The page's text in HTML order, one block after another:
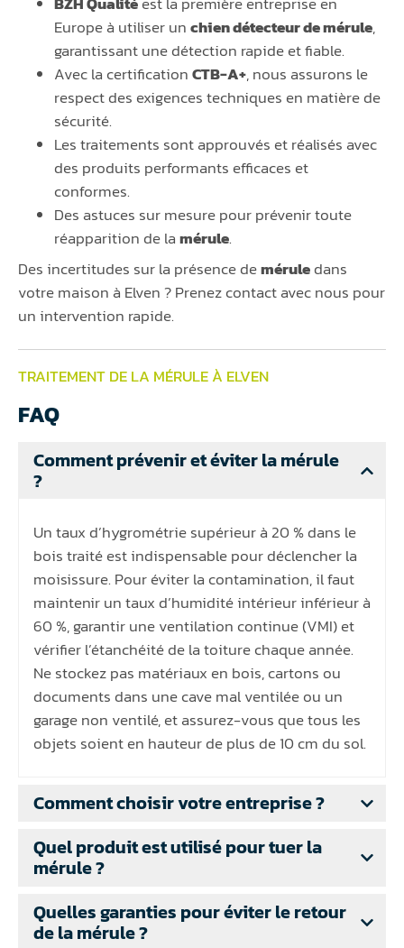
Europe à utiliser unchien détecteur de mérule,
garantissant une détection rapide et fiable.
Avec la certificationCTB-A+, nous assurons le
respect des exigences techniques en matière de
sécurité.
Les traitements sont approuvés et réalisés avec
des produits performants efficaces et
conformes.
Des astuces sur mesure pour prévenir toute
réapparition de lamérule.
Des incertitudes sur la présence deméruledans
votre maison à Elven ? Prenez contact avec nous pour
un intervention rapide.
TRAITEMENT DE LA MÉRULE À ELVEN
FAQ
Comment prévenir et éviter la mérule
?
Un taux d’hygrométrie supérieur à 20 % dans le
bois traité est indispensable pour déclencher la
moisissure. Pour éviter la contamination, il faut
maintenir un taux d’humidité intérieur inférieur à
60 %, garantir une ventilation continue (VMI) et
vérifier l’étanchéité de la toiture chaque année.
Ne stockez pas matériaux en bois, cartons ou
documents dans une cave mal ventilée ou un
garage non ventilé, et assurez-vous que tous les
objets soient en hauteur de plus de 10 cm du sol.
Comment choisir votre entreprise ?
Quel produit est utilisé pour tuer la
mérule ?
Quelles garanties pour éviter le retour
de la mérule ?